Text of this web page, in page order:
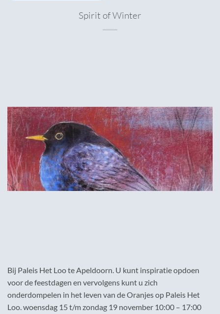
Spirit of Winter
Bij Paleis Het Loo te Apeldoorn. U kunt inspiratie opdoen
voor de feestdagen en vervolgens kunt u zich
onderdompelen in het leven van de Oranjes op Paleis Het
Loo. woensdag 15 t/m zondag 19 november 10:00 – 17:00